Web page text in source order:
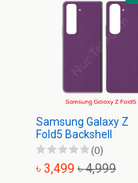
Samsung Galaxy Z
Fold5 Backshell
(0)
৳ 3,499 ৳ 4,999